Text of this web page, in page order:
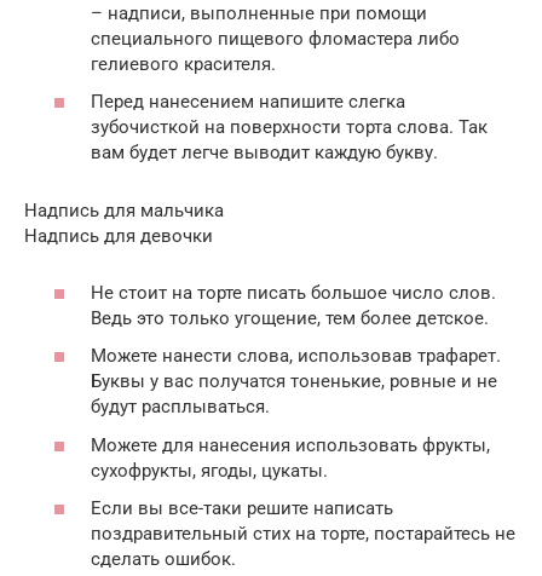
– надписи, выполненные при помощи
специального пищевого фломастера либо
гелиевого красителя.
Перед нанесением напишите слегка
зубочисткой на поверхности торта слова. Так
вам будет легче выводит каждую букву.
Надпись для мальчика
Надпись для девочки
Не стоит на торте писать большое число слов.
Ведь это только угощение, тем более детское.
Можете нанести слова, использовав трафарет.
Буквы у вас получатся тоненькие, ровные и не
будут расплываться.
Можете для нанесения использовать фрукты,
сухофрукты, ягоды, цукаты.
Если вы все-таки решите написать
поздравительный стих на торте, постарайтесь не
сделать ошибок.